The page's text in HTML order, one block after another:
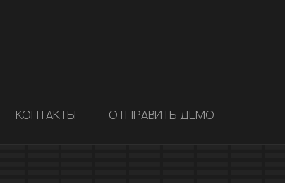
КОНТАКТЫ
ОТПРАВИТЬ ДЕМО